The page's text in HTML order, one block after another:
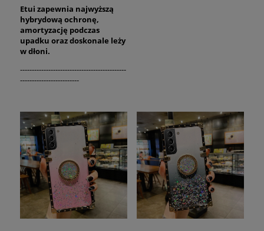
Etui zapewnia najwyższą
hybrydową ochronę,
amortyzację podczas
upadku orazdoskonale leży
w dłoni.
---------------------------------------------
-------------------------